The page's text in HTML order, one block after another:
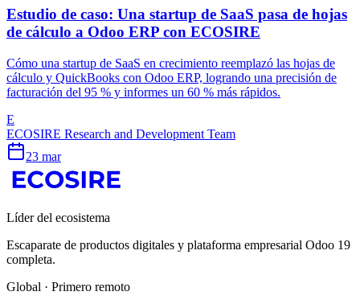
Estudio de caso: Una startup de SaaS pasa de hojas
de cálculo a Odoo ERP con ECOSIRE
Cómo una startup de SaaS en crecimiento reemplazó las hojas de
cálculo y QuickBooks con Odoo ERP, logrando una precisión de
facturación del 95 % y informes un 60 % más rápidos.
E
ECOSIRE Research and Development Team
23 mar
Líder del ecosistema
Escaparate de productos digitales y plataforma empresarial Odoo 19
completa.
Global · Primero remoto